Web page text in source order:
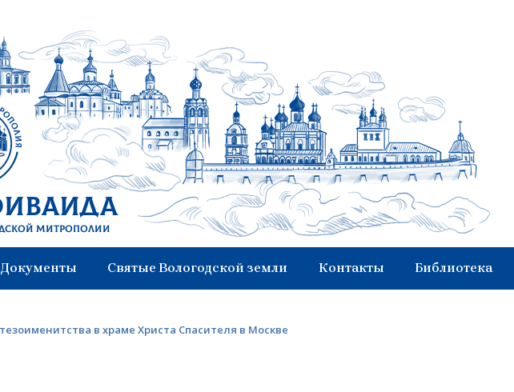
митрополии
Документы Святые Вологодской земли Контакты Библиотека
в храме Христа Спасителя в Москве